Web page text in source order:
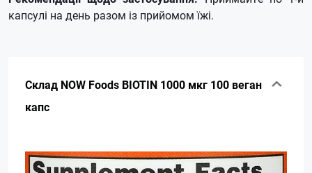
капсулі на день разом із прийомом їжі.
Склад NOW Foods BIOTIN 1000 мкг 100 веган
капс